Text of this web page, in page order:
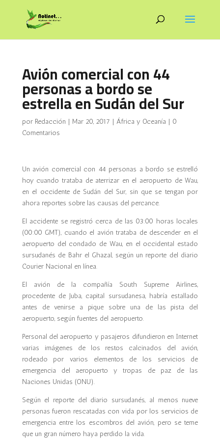
Avión comercial con 44
personas a bordo se
estrella en Sudán del Sur
por Redacción | Mar 20, 2017 | África y Oceanía | 0
Comentarios
Un avión comercial con 44 personas a bordo se estrelló
hoy cuando trataba de aterrizar en el aeropuerto de Wau,
en el occidente de Sudán del Sur, sin que se tengan por
ahora reportes sobre las causas del percance.
El accidente se registró cerca de las 03:00 horas locales
(00:00 GMT), cuando el avión trataba de descender en el
aeropuerto del condado de Wau, en el occidental estado
sursudanés de Bahr el Ghazal, según un reporte del diario
Courier Nacional en línea.
El avión de la compañía South Supreme Airlines,
procedente de Juba, capital sursudanesa, habría estallado
antes de venirse a pique sobre una de las pista del
aeropuerto, según fuentes del aeropuerto.
Personal del aeropuerto y pasajeros difundieron en Internet
varias imágenes de los restos calcinados del avión,
rodeado por varios elementos de los servicios de
emergencia del aeropuerto y tropas de paz de las
Naciones Unidas (ONU).
Según el reporte del diario sursudanés, al menos nueve
personas fueron rescatadas con vida por los servicios de
emergencia entre los escombros del avión, pero se teme
que un gran número haya perdido la vida.